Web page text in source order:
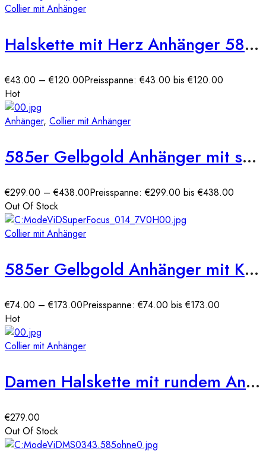
Collier mit Anhänger
Halskette mit Herz Anhänger 585er Gelbgold
€43.00 –€120.00Preisspanne: €43.00 bis €120.00
Hot
Anhänger, Collier mit Anhänger
585er Gelbgold Anhänger mit synth. Rubin
€299.00 –€438.00Preisspanne: €299.00 bis €438.00
Out Of Stock
Collier mit Anhänger
585er Gelbgold Anhänger mit Kreis Zirkonia
€74.00 –€173.00Preisspanne: €74.00 bis €173.00
Hot
Collier mit Anhänger
Damen Halskette mit rundem Anhänger Initialen Buchstaben Name 585 14K
€279.00
Out Of Stock